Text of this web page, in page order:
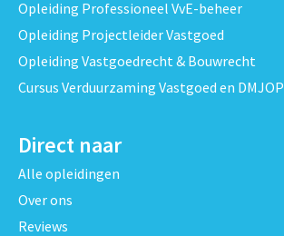
Opleiding Professioneel VvE-beheer
Opleiding Projectleider Vastgoed
Opleiding Vastgoedrecht & Bouwrecht
Cursus Verduurzaming Vastgoed en DMJOP
Direct naar
Alle opleidingen
Over ons
Reviews